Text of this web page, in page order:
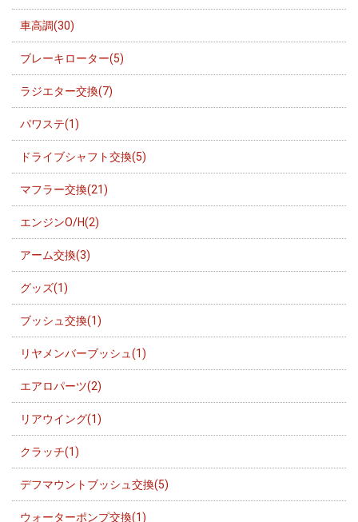
車高調(30)
ブレーキローター(5)
ラジエター交換(7)
パワステ(1)
ドライブシャフト交換(5)
マフラー交換(21)
エンジンO/H(2)
アーム交換(3)
グッズ(1)
ブッシュ交換(1)
リヤメンバーブッシュ(1)
エアロパーツ(2)
リアウイング(1)
クラッチ(1)
デフマウントブッシュ交換(5)
ウォーターポンプ交換(1)